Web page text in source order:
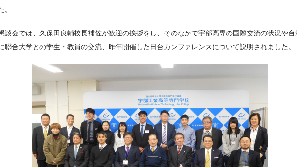
。
談会では、久保田良輔校長補佐が歓迎の挨拶をし、そのなかで宇部高専の国際交流の状況や台
聯合大学との学生・教員の交流、昨年開催した日台カンファレンスについて説明されました。